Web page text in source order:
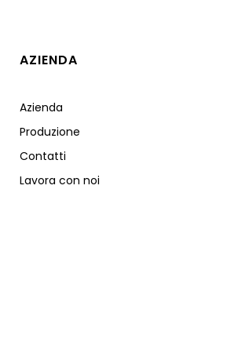
AZIENDA
Azienda
Produzione
Contatti
Lavora con noi